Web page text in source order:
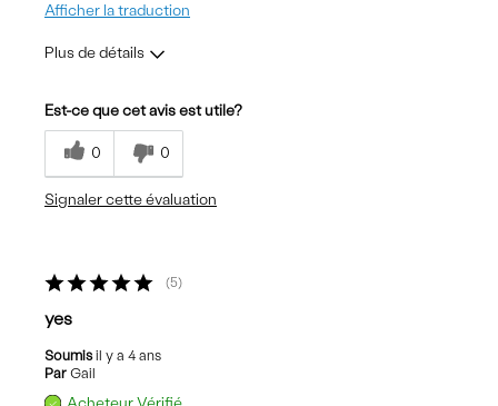
Afficher la traduction
Plus de détails
Casual Wear
Sizing
Est-ce que cet avis est utile?
0 0
Signaler cette évaluation
5
yes
Soumisil y a 4 ans
Par Gail